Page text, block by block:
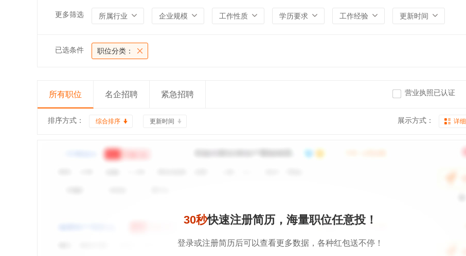
更多筛选 所属行业 企业规模 工作性质 学历要求 工作经验 更新时间
已选条件 职位分类：
所有职位 名企招聘 紧急招聘 营业执照已认证
排序方式： 综合排序 更新时间 展示方式： 详细
30秒快速注册简历，海量职位任意投！
登录或注册简历后可以查看更多数据，各种红包送不停！